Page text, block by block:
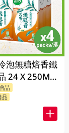
泡無糖焙香鐵
24 X 250ML
機發貨)
品